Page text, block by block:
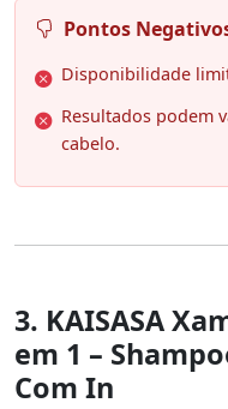
Pontos
Disponibilidade
Resultados podem
cabelo.
3. KAISASA
em 1 –
Com In